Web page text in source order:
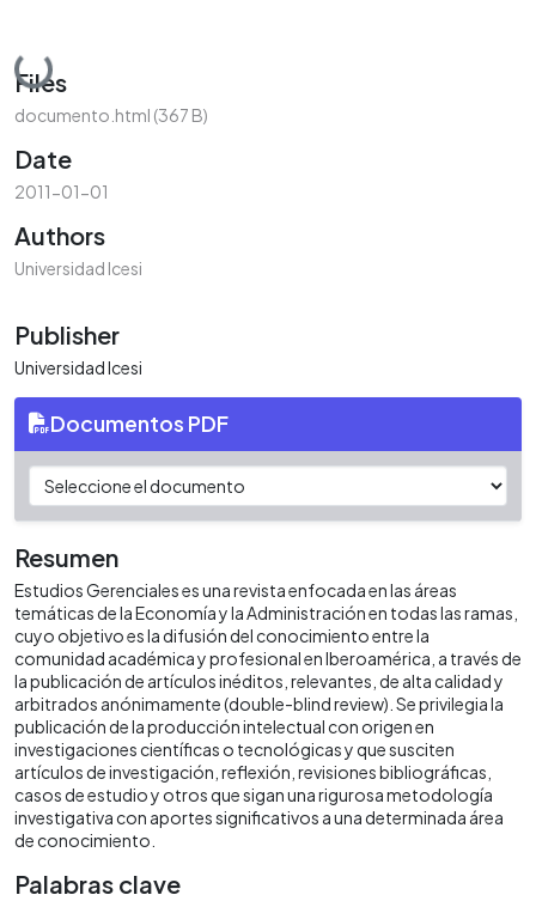
Loading...
Files
documento.html (367 B)
Date
2011-01-01
Authors
Universidad Icesi
Publisher
Universidad Icesi
Documentos PDF
Resumen
Estudios Gerenciales es una revista enfocada en las áreas
temáticas de la Economía y la Administración en todas las ramas,
cuyo objetivo es la difusión del conocimiento entre la
comunidad académica y profesional en Iberoamérica, a través de
la publicación de artículos inéditos, relevantes, de alta calidad y
arbitrados anónimamente (double-blind review). Se privilegia la
publicación de la producción intelectual con origen en
investigaciones científicas o tecnológicas y que susciten
artículos de investigación, reflexión, revisiones bibliográficas,
casos de estudio y otros que sigan una rigurosa metodología
investigativa con aportes significativos a una determinada área
de conocimiento.
Palabras clave